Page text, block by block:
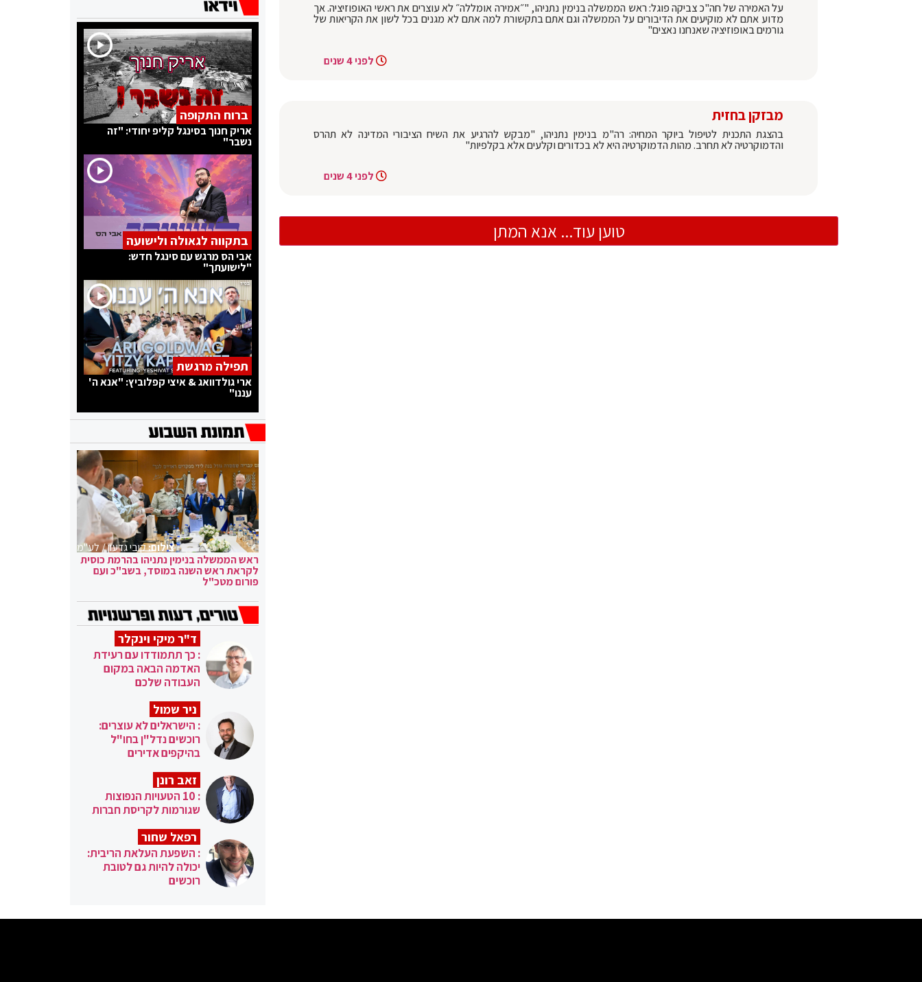
על האמירה של חה"כ צביקה פוגל: ראש הממשלה בנימין נתניהו, "״אמירה אומללה״ לא עוצרים את ראשי האופוזיציה. אך
מדוע אתם לא מוקיעים את הדיבורים על הממשלה וגם אתם בתקשורת למה אתם לא מגנים בכל לשון את הקריאות של
גורמים באופוזיציה שאנחנו נאצים"
לפני 4 שנים
מבזקן בחזית
בהצגת התכנית לטיפול ביוקר המחיה: רה"מ בנימין נתניהו, "מבקש להרגיע את השיח הציבורי המדינה לא תהרס
והדמוקרטיה לא תחרב. מהות הדמוקרטיה היא לא בכדורים וקלעים אלא בקלפיות"
לפני 4 שנים
טוען עוד... אנא המתן
ברוח התקופה
אריק חנוך בסינגל קליפ יחודי: "זה
נשבר"
בתקווה לגאולה ולישועה
אבי הס מרגש עם סינגל חדש:
"לישועתך"
תפילה מרגשת
ארי גולדוואג & איצי קפלוביץ: "אנא ה'
עננו"
צילום:קובי גדעון / לע"מ
ראש הממשלה בנימין נתניהו בהרמת כוסית
לקראת ראש השנה במוסד, בשב"כ ועם
פורום מטכ"ל
ד"ר מיקי וינקלר
: כך תתמודדו עם רעידת
האדמה הבאה במקום
העבודה שלכם
ניר שמול
: הישראלים לא עוצרים:
רוכשים נדל"ן בחו"ל
בהיקפים אדירים
זאב רונן
: 10 הטעויות הנפוצות
שגורמות לקריסת חברות
רפאל שחור
: השפעת העלאת הריבית:
יכולה להיות גם לטובת
רוכשים